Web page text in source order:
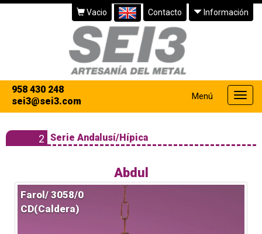
Vacio Contacto Información
Menú
958 430 248
sei3@sei3.com
Menú
2 Serie Andalusí/Hípica
Abdul
Farol/ 3058/0
CD(Caldera)